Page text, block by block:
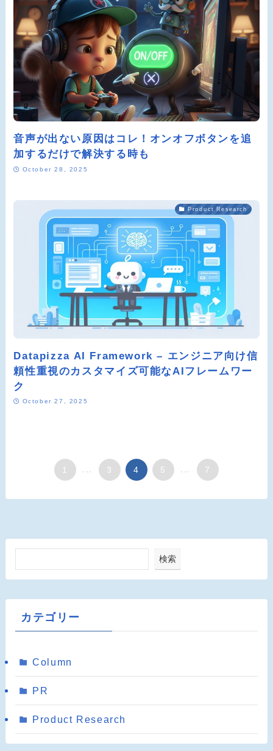
音声が出ない原因はコレ！オンオフボタンを追
加するだけで解決する時も
October 28, 2025
Product Research
Datapizza AI Framework – エンジニア向け信
頼性重視のカスタマイズ可能なAIフレームワー
ク
October 27, 2025
1 3 4 5 7
検索
カテゴリー
Column
PR
Product Research